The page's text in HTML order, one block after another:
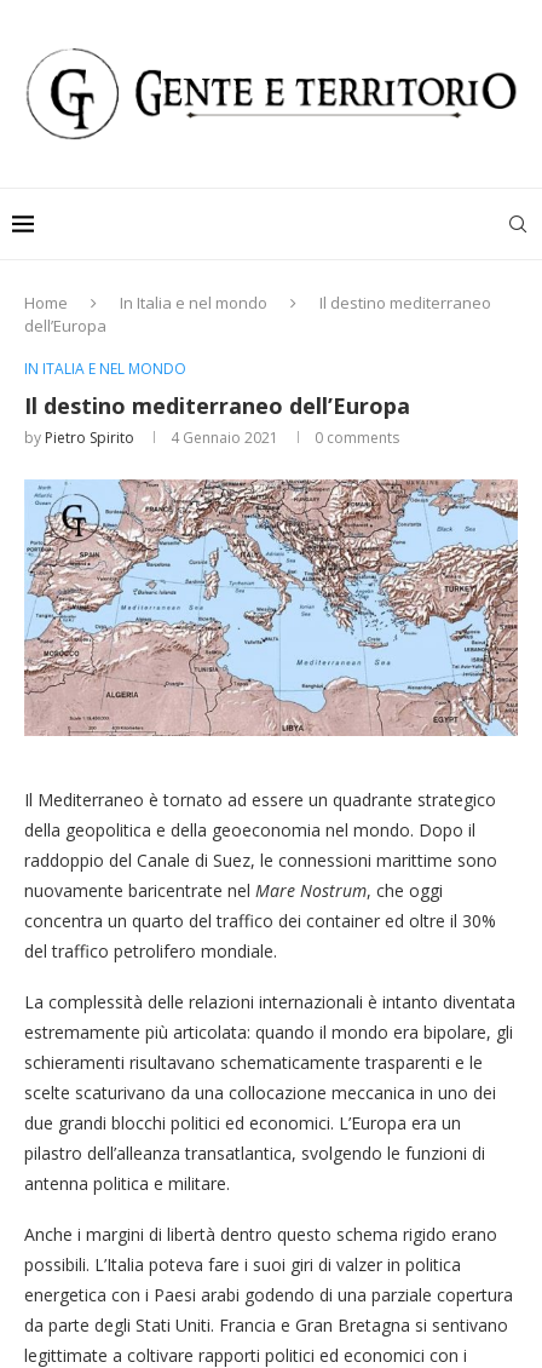
Home In Italia e nel mondo
Il destino mediterraneo
dell’Europa
IN ITALIA E NEL MONDO
Il destino mediterraneo dell’Europa
by Pietro Spirito 4 Gennaio 2021 0 comments
Il Mediterraneo è tornato ad essere un quadrante strategico
della geopolitica e della geoeconomia nel mondo. Dopo il
raddoppio del Canale di Suez, le connessioni marittime sono
nuovamente baricentrate nel Mare Nostrum, che oggi
concentra un quarto del traffico dei container ed oltre il 30%
del traffico petrolifero mondiale.
La complessità delle relazioni internazionali è intanto diventata
estremamente più articolata: quando il mondo era bipolare, gli
schieramenti risultavano schematicamente trasparenti e le
scelte scaturivano da una collocazione meccanica in uno dei
due grandi blocchi politici ed economici. L’Europa era un
pilastro dell’alleanza transatlantica, svolgendo le funzioni di
antenna politica e militare.
Anche i margini di libertà dentro questo schema rigido erano
possibili. L’Italia poteva fare i suoi giri di valzer in politica
energetica con i Paesi arabi godendo di una parziale copertura
da parte degli Stati Uniti. Francia e Gran Bretagna si sentivano
legittimate a coltivare rapporti politici ed economici con i